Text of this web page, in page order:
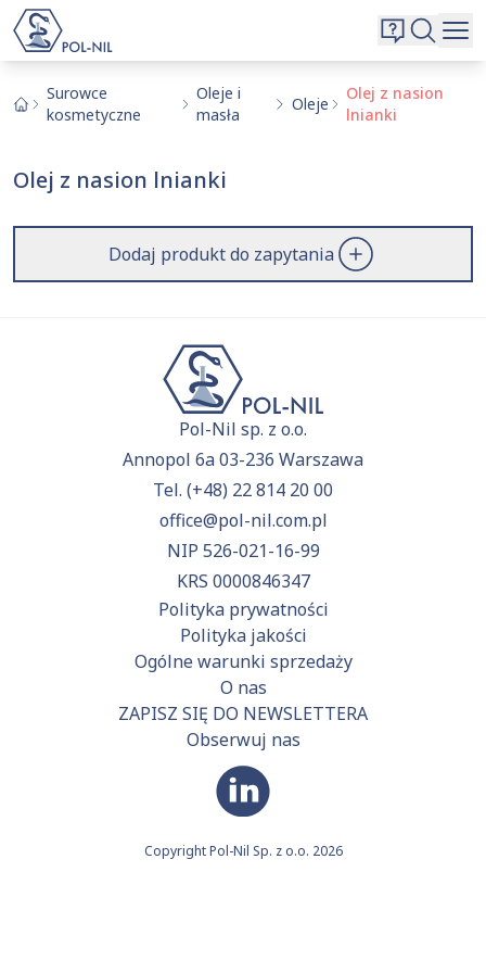
O nas
Kontakt
Surowce
kosmetyczne
Oleje i
masła
Oleje
Olej z nasion
lnianki
Olej z nasion lnianki
Dodaj produkt do zapytania
Pol-Nil sp. z o.o.
Annopol 6a 03-236 Warszawa
Tel. (+48) 22 814 20 00
office@pol-nil.com.pl
NIP 526-021-16-99
KRS 0000846347
Polityka prywatności
Polityka jakości
Ogólne warunki sprzedaży
O nas
ZAPISZ SIĘ DO NEWSLETTERA
Obserwuj nas
Copyright Pol-Nil Sp. z o.o. 2026
Wybrane surowce i substancje
Aktualnie niczego nie dodałeś do zapytania.
Wyszukiwarka
Szukaj